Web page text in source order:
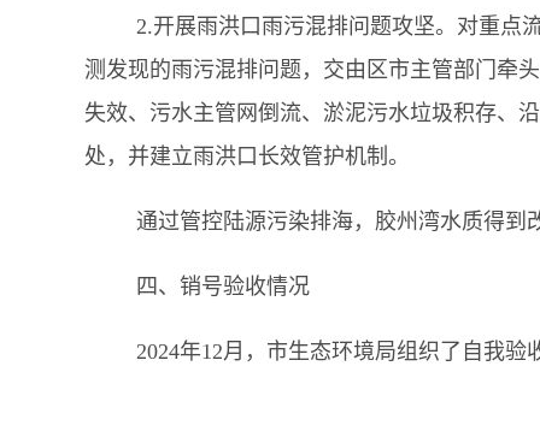
2.开展雨洪口雨污混排问题攻坚。对重点
测发现的雨污混排问题，交由区市主管部门牵
失效、污水主管网倒流、淤泥污水垃圾积存、
处，并建立雨洪口长效管护机制。
通过管控陆源污染排海，胶州湾水质得到
四、销号验收情况
2024年12月，市生态环境局组织了自我验